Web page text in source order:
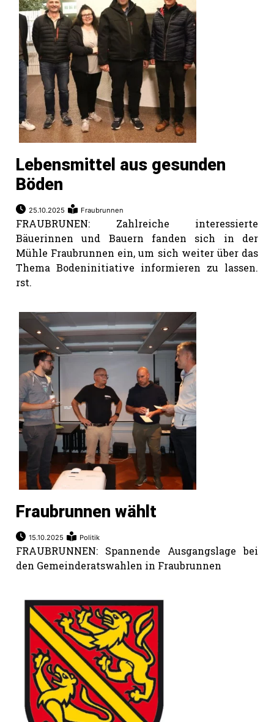
Lebensmittel aus gesunden
Böden
25.10.2025 Fraubrunnen
FRAUBRUNEN: Zahlreiche interessierte
Bäuerinnen und Bauern fanden sich in der
Mühle Fraubrunnen ein, um sich weiter über das
Thema Bodeninitiative informieren zu lassen.
rst.
Fraubrunnen wählt
15.10.2025 Politik
FRAUBRUNNEN: Spannende Ausgangslage bei
den Gemeinderatswahlen in Fraubrunnen